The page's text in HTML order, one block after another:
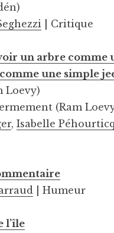
| Critique
un arbre comme
une simple
Loevy)
(Ram
, Isabelle Péhourticq
| Humeur
l’île